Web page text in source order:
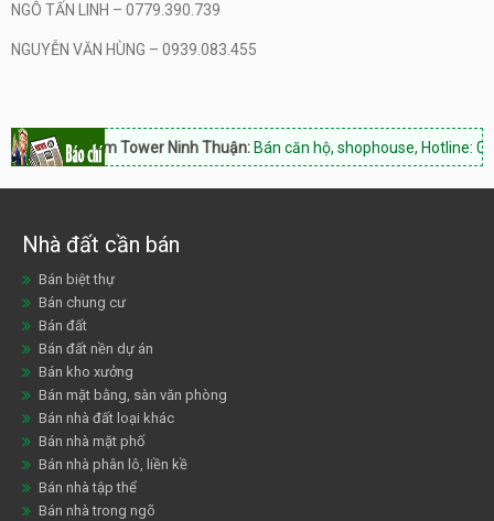
NGÔ TẤN LINH – 0779.390.739
NGUYỄN VĂN HÙNG – 0939.083.455
Tower Ninh Thuận:Bán căn hộ, shophouse, Hotline:
Nhà đất cần bán
Bán biệt thự
Bán chung cư
Bán đất
Bán đất nền dự án
Bán kho xưởng
Bán mặt bằng, sàn văn phòng
Bán nhà đất loại khác
Bán nhà mặt phố
Bán nhà phân lô, liền kề
Bán nhà tập thể
Bán nhà trong ngõ